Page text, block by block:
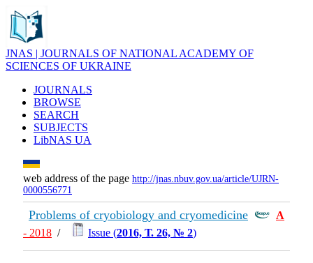
JNAS | JOURNALS OF NATIONAL ACADEMY OF
SCIENCES OF UKRAINE
JOURNALS
BROWSE
SEARCH
SUBJECTS
LibNAS UA
web address of the page http://jnas.nbuv.gov.ua/article/UJRN-
0000556771
Problems of cryobiology and cryomedicine
А
- 2018 / Issue (2016, Т. 26, № 2)